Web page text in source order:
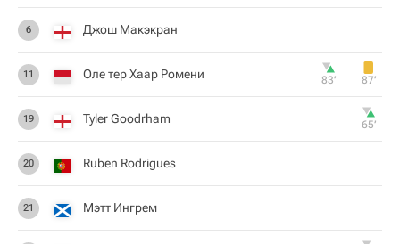
6 Джош Макэкран
11 Оле тер Хаар Ромени 83‎’‎ 87‎’‎
19 Tyler Goodrham 65‎’‎
20 Ruben Rodrigues
21 Мэтт Ингрем